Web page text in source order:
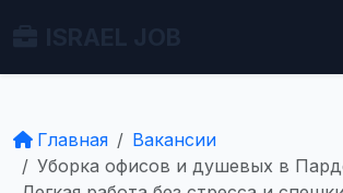
Главная
Вакансии
Уборка офисов и душевых в